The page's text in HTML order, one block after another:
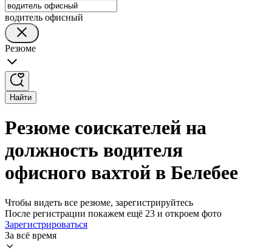
водитель офисный
Резюме
Найти
Резюме соискателей на
должность водителя
офисного вахтой в Белебее
Чтобы видеть все резюме, зарегистрируйтесь
После регистрации покажем ещё 23 и откроем фото
Зарегистрироваться
За всё время